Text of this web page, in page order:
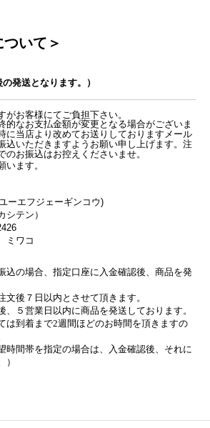
いて＞
発送となります。）
がお客様にてご負担下さい。
的なお支払金額が変更となる場合がございま
に当店より改めてお送りしておりますメール
込いただきますようお願い申し上げます。注
のお振込はお控えくださいませ。
います。
ーエフジェーギンコウ)
シテン）
ミワコ
込の場合、指定口座に入金確認後、商品を発
後７日以内とさせて頂きます。
５営業日以内に商品を発送しております。
は到着まで2週間ほどのお時間を頂きますの
時間帯を指定の場合は、入金確認後、それに